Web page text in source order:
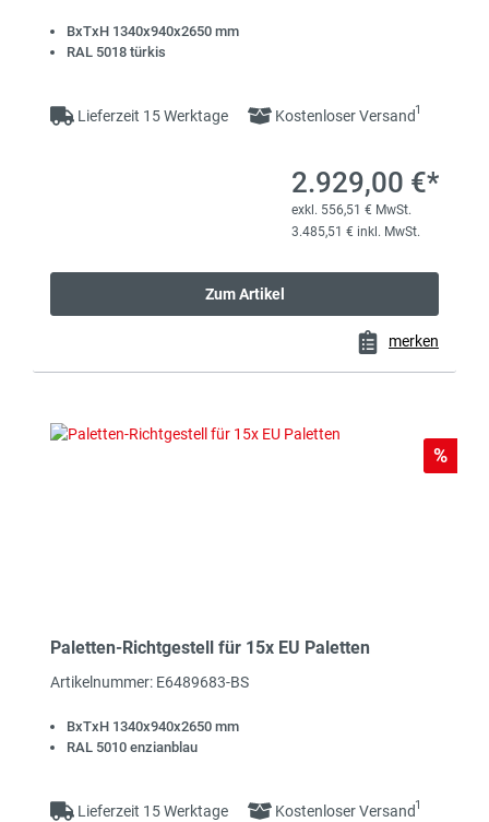
BxTxH 1340x940x2650 mm
RAL 5018 türkis
Lieferzeit 15 Werktage Kostenloser Versand1
2.929,00 €*
exkl. 556,51 € MwSt.
3.485,51 € inkl. MwSt.
Zum Artikel
merken
Rabatt
%
Paletten-Richtgestell für 15x EU Paletten
Artikelnummer: E6489683-BS
BxTxH 1340x940x2650 mm
RAL 5010 enzianblau
Lieferzeit 15 Werktage Kostenloser Versand1